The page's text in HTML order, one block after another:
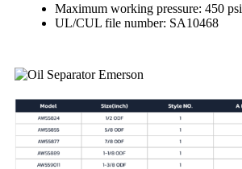
Maximum working pressure: 450 psi
UL/CUL file number: SA10468